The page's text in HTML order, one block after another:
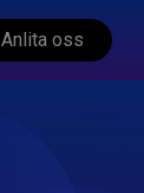
Anlita oss